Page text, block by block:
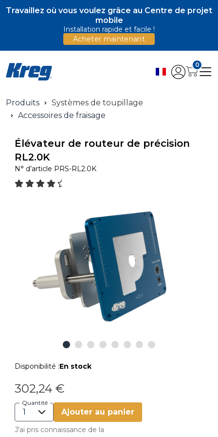
Travaillez où vous voulez grâce au Centre de projet
mobile
Installation rapide et facile !
Acheter maintenant
0
Produits
Systèmes de toupillage
Accessoires de fraisage
Élévateur de routeur de précision
RL2.0K
N° d’article PRS-RL2.0K
Disponibilité :En stock
302,24 €
Quantité
Ajouter au panier
J'ai pris connaissance de la